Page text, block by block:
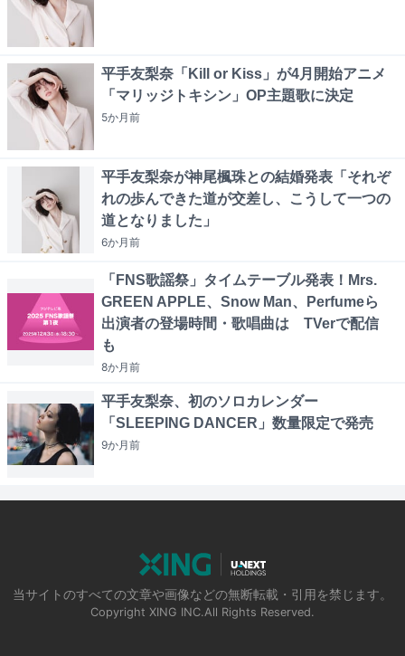
平手友梨奈「Kill or Kiss」が4月開始アニメ
「マリッジトキシン」OP主題歌に決定
5か月前
平手友梨奈が神尾楓珠との結婚発表「それぞ
れの歩んできた道が交差し、こうして一つの
道となりました」
6か月前
「FNS歌謡祭」タイムテーブル発表！Mrs.
GREEN APPLE、Snow Man、Perfumeら
出演者の登場時間・歌唱曲は TVerで配信
も
8か月前
平手友梨奈、初のソロカレンダー
「SLEEPING DANCER」数量限定で発売
9か月前
当サイトのすべての文章や画像などの無断転載・引用を禁じます。
Copyright XING INC.All Rights Reserved.